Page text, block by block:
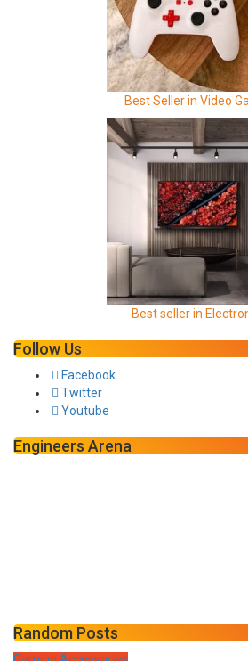
Best Seller in Video
Best seller in
Follow Us
Facebook
Twitter
Youtube
Engineers Arena
Random Posts